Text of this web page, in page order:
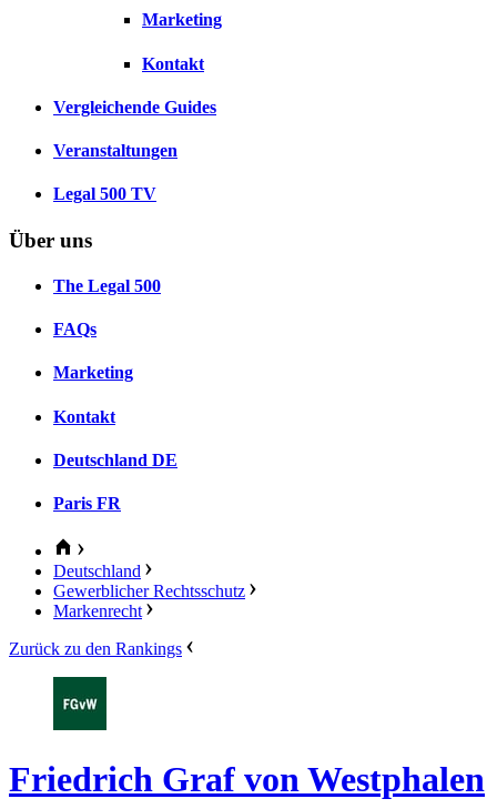
Marketing
Kontakt
Vergleichende Guides
Veranstaltungen
Legal 500 TV
Über uns
The Legal 500
FAQs
Marketing
Kontakt
Deutschland DE
Paris FR
Deutschland
Gewerblicher Rechtsschutz
Markenrecht
Zurück zu den Rankings
Friedrich Graf von Westphalen